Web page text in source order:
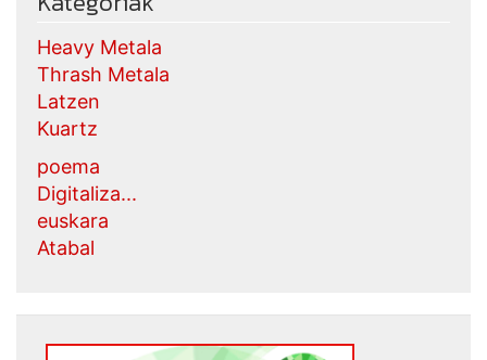
Heavy Metala
Thrash Metala
Latzen
Kuartz
poema
Digitaliza...
euskara
Atabal